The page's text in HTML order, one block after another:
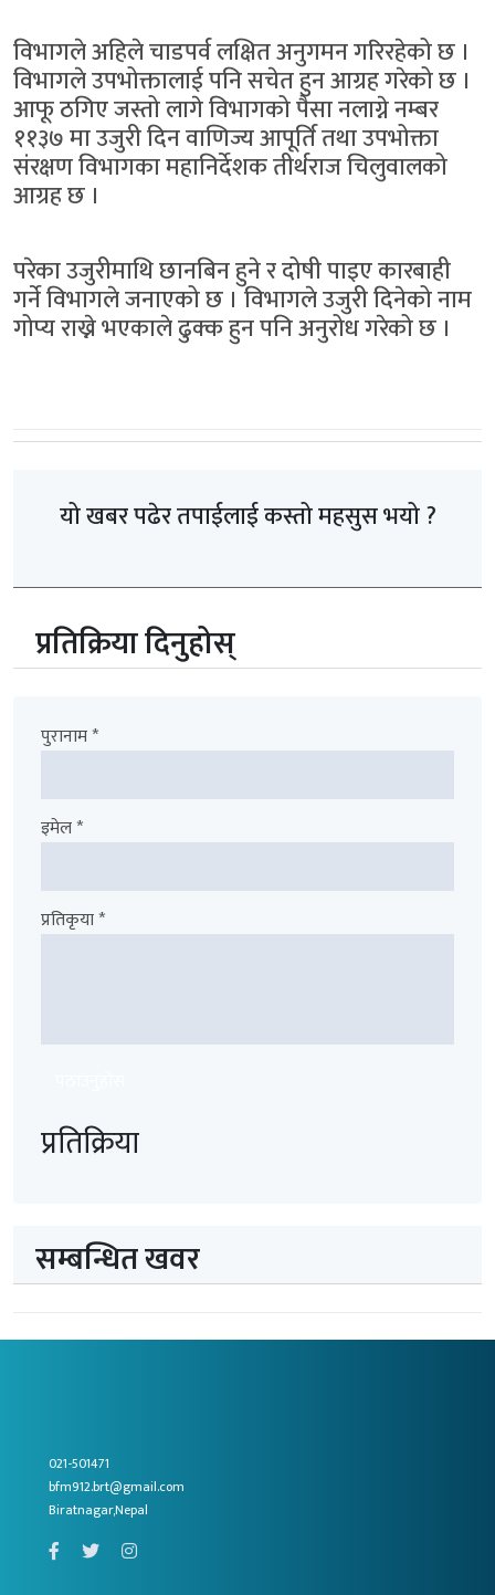
विभागले अहिले चाडपर्व लक्षित अनुगमन गरिरहेको छ ।
विभागले उपभोक्तालाई पनि सचेत हुन आग्रह गरेको छ ।
आफू ठगिए जस्तो लागे विभागको पैसा नलाग्ने नम्बर
११३७ मा उजुरी दिन वाणिज्य आपूर्ति तथा उपभोक्ता
संरक्षण विभागका महानिर्देशक तीर्थराज चिलुवालको
आग्रह छ ।
परेका उजुरीमाथि छानबिन हुने र दोषी पाइए कारबाही
गर्ने विभागले जनाएको छ । विभागले उजुरी दिनेको नाम
गोप्य राख्ने भएकाले ढुक्क हुन पनि अनुरोध गरेको छ ।
यो खबर पढेर तपाईलाई कस्तो महसुस भयो ?
प्रतिक्रिया दिनुहोस्
पुरानाम *
इमेल *
प्रतिकृया *
प्रतिक्रिया
सम्बन्धित खवर
021-501471
bfm912.brt@gmail.com
Biratnagar,Nepal